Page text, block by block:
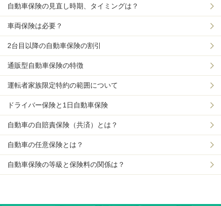
自動車保険の見直し時期、タイミングは？
車両保険は必要？
2台目以降の自動車保険の割引
通販型自動車保険の特徴
運転者家族限定特約の範囲について
ドライバー保険と1日自動車保険
自動車の自賠責保険（共済）とは？
自動車の任意保険とは？
自動車保険の等級と保険料の関係は？